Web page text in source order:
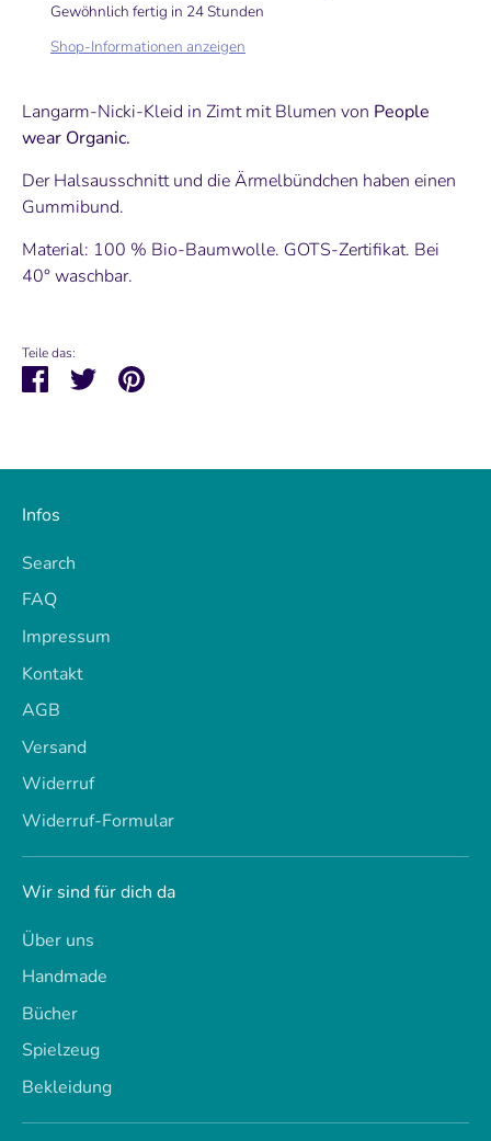
Gewöhnlich fertig in 24 Stunden
Shop-Informationen anzeigen
Langarm-Nicki-Kleid in Zimt mit Blumen von People
wear Organic.
Der Halsausschnitt und die Ärmelbündchen haben einen
Gummibund.
Material: 100 % Bio-Baumwolle. GOTS-Zertifikat. Bei
40° waschbar.
Teile das:
TeilenTwitternPinnen
Infos
Search
FAQ
Impressum
Kontakt
AGB
Versand
Widerruf
Widerruf-Formular
Wir sind für dich da
Über uns
Handmade
Bücher
Spielzeug
Bekleidung
Follow us
Here you can always find the latest products and
other news.